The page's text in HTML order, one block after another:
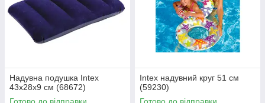
Надувна подушка Intex
43х28х9 см (68672)
Intex надувний круг 51 см
(59230)